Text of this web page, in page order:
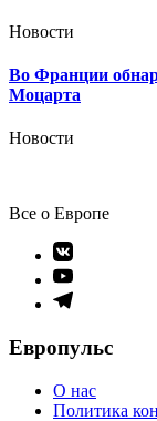
Новости
Во Франции
Моцарта
Новости
Все о Европе
Элемент
меню
Элемент
меню
Элемент
Европульс
О нас
Политика